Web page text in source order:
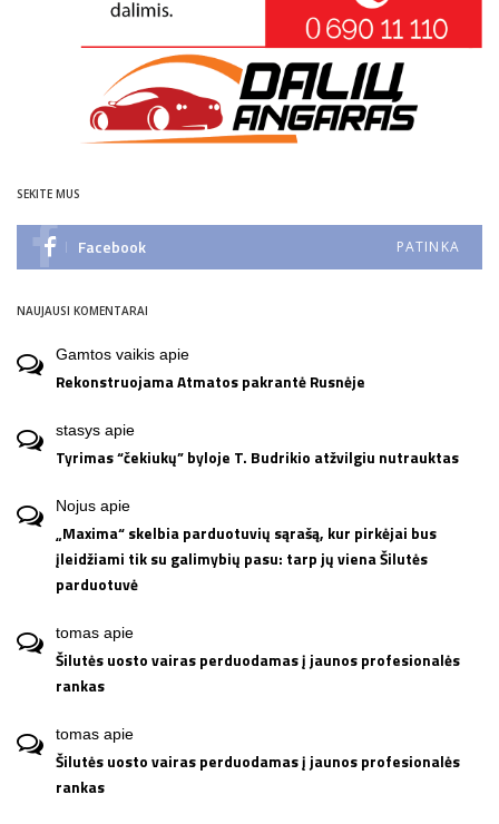
SEKITE MUS
Facebook PATINKA
NAUJAUSI KOMENTARAI
Gamtos vaikis apie
Rekonstruojama Atmatos pakrantė Rusnėje
stasys apie
Tyrimas “čekiukų” byloje T. Budrikio atžvilgiu nutrauktas
Nojus apie
„Maxima“ skelbia parduotuvių sąrašą, kur pirkėjai bus
įleidžiami tik su galimybių pasu: tarp jų viena Šilutės
parduotuvė
tomas apie
Šilutės uosto vairas perduodamas į jaunos profesionalės
rankas
tomas apie
Šilutės uosto vairas perduodamas į jaunos profesionalės
rankas